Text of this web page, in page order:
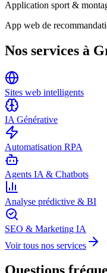
Application sport &
App web de
Nos services à
Sites web intelligents
IA Générative
Automatisation RPA
Agents IA & Chatbots
Analyse prédictive & BI
SEO & Marketing IA
Voir tous nos services